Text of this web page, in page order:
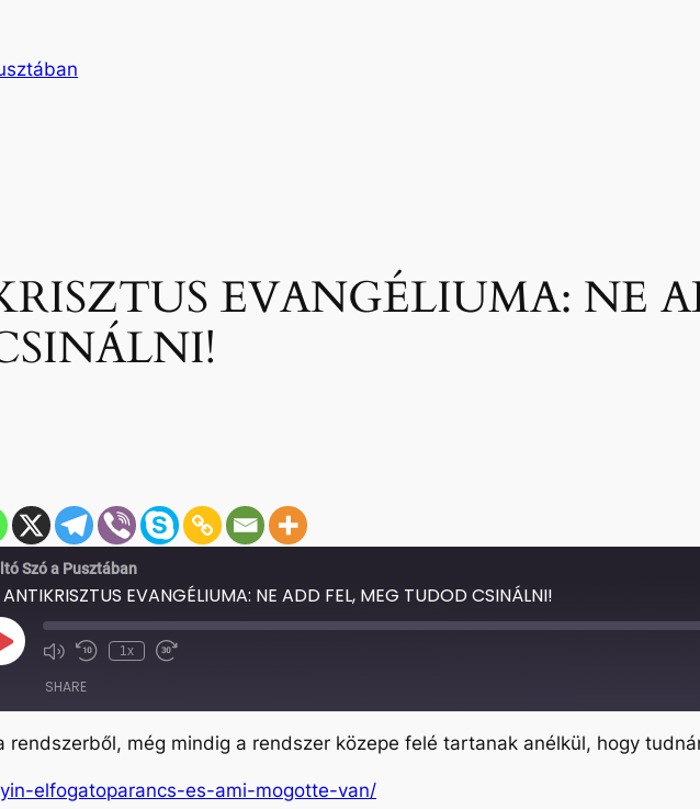
EVANGÉLIUMA: NE
Szó a Pusztában
EVANGÉLIUMA: NE ADD FEL, MEG TUDOD CSINÁLNI!
Play
Episode Mute/Unmute
Rewind
1x
Fast
SHARE
rendszerből, még mindig a rendszer közepe felé tartanak anélkül, hogy
elfogatoparancs-es-ami-mogotte-van/